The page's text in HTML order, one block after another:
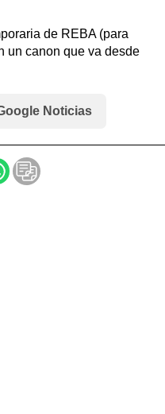
de REBA (para
un canon que va desde
Noticias